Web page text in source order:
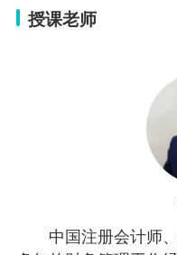
授课老师
中国注册会计师